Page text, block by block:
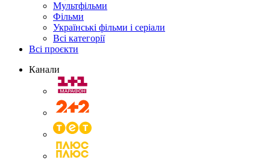
Мультфільми
Фільми
Українські фільми і серіали
Всі категорії
Всі проєкти
Канали